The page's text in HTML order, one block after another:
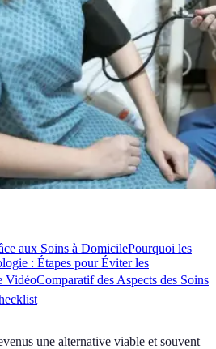
aux Soins à DomicilePourquoi les
: Étapes pour Éviter les
VidéoComparatif des Aspects des Soins
une alternative viable et souvent